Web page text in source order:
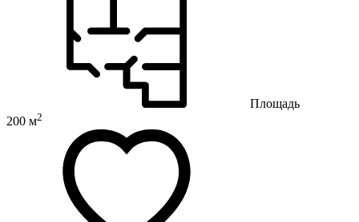
Площадь
200 м2